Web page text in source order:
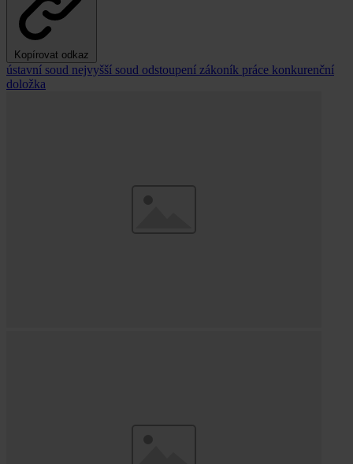
Kopírovat odkaz
ústavní soud nejvyšší soud odstoupení zákoník práce konkurenční
doložka